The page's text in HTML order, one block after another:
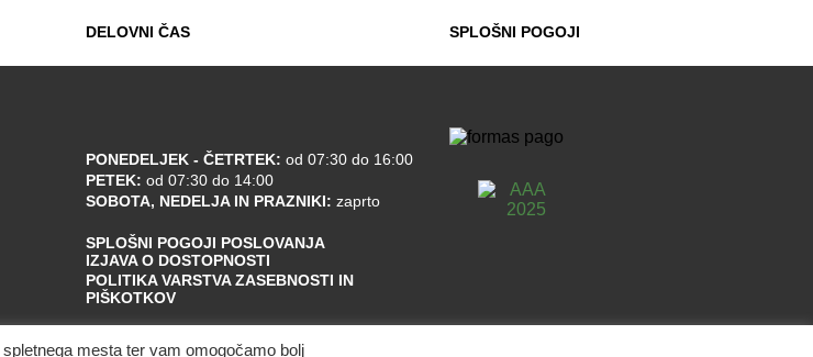
DELOVNI ČAS SPLOŠNI POGOJI
PONEDELJEK - ČETRTEK: od 07:30 do 16:00
PETEK: od 07:30 do 14:00
SOBOTA, NEDELJA IN PRAZNIKI: zaprto
SPLOŠNI POGOJI POSLOVANJA
IZJAVA O DOSTOPNOSTI
POLITIKA VARSTVA ZASEBNOSTI IN
PIŠKOTKOV
mesta ter vam omogočamo bolj